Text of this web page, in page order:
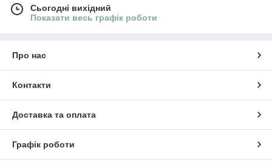
Сьогодні вихідний
Показати весь графік роботи
Про нас
Контакти
Доставка та оплата
Графік роботи